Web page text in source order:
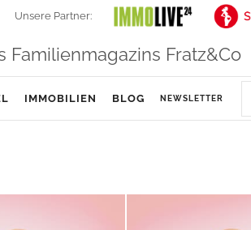
Unsere Partner:
Familienmagazins Fratz&Co
IMMOBILIEN BLOG NEWSLETTER